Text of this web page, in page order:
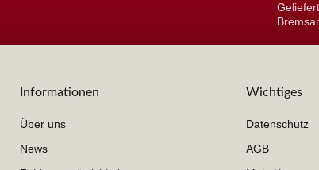
Informationen
Über uns
News
Wichtiges
Datenschutz
AGB